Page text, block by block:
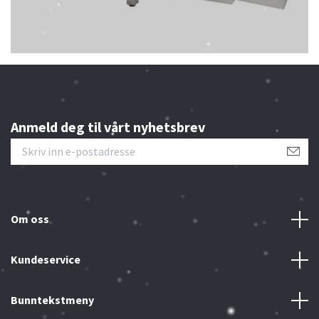
Anmeld deg til vårt nyhetsbrev
Om oss
Kundeservice
Bunntekstmeny